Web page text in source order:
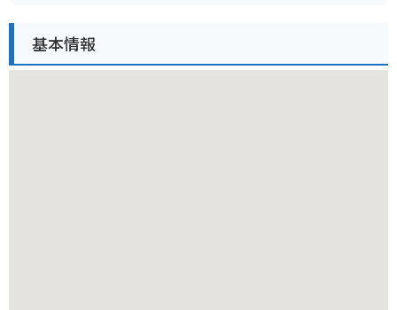
また、隣接する「東神楽町農業研修センター」で作られた「花
夢」というブランドの新鮮な花きも販売されており、お土産に
基本情報